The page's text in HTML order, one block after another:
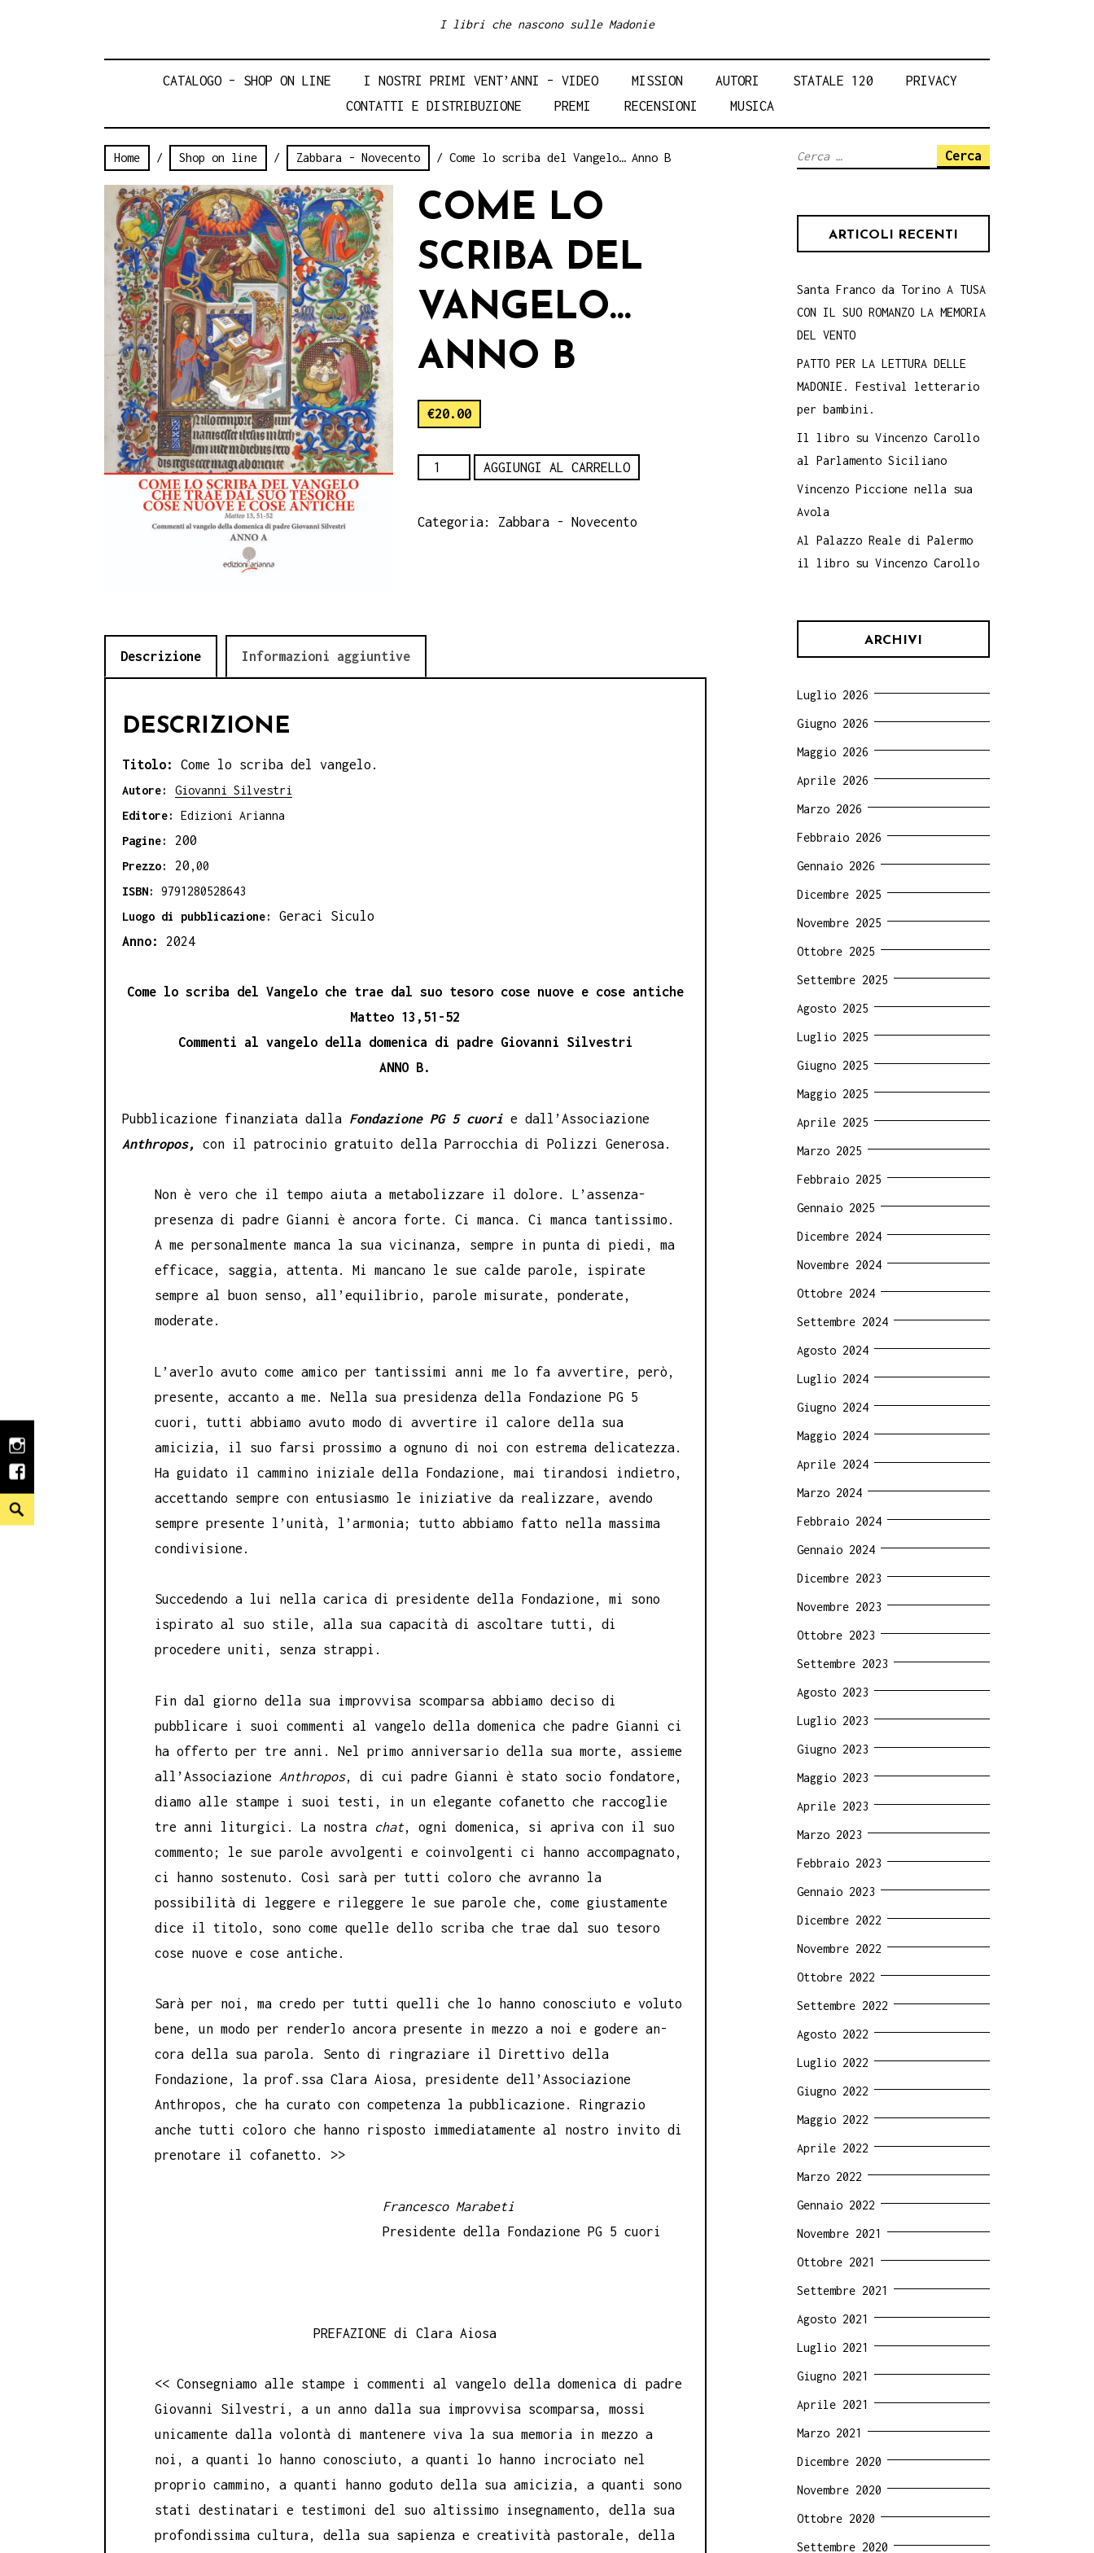
I libri che nascono sulle Madonie
CATALOGO – SHOP ON LINE I NOSTRI PRIMI VENT’ANNI – VIDEO MISSION AUTORI STATALE 120
PRIVACY
CONTATTI E DISTRIBUZIONE
PREMI RECENSIONI MUSICA
instagram
facebook
Search
Home / Shop on line / Zabbara - Novecento / Come lo scriba del Vangelo… Anno B
COME LO
SCRIBA DEL
VANGELO…
ANNO B
€20.00
Come
scriba
AGGIUNGI AL CARRELLO
Categoria: Zabbara - Novecento
Descrizione Informazioni aggiuntive
DESCRIZIONE
Titolo: Come lo scriba del vangelo.
Autore:
Giovanni Silvestri
Editore: Edizioni Arianna
Pagine:
200
Prezzo: 20 ,00
ISBN: 9791280528643
Luogo di pubblicazione:
Geraci Siculo
Anno: 2024
Come lo scriba del Vangelo che trae dal suo tesoro cose nuove e cose antiche
Matteo 13,51-52
Commenti al vangelo della domenica di padre Giovanni Silvestri
ANNO B.
Pubblicazione finanziata dalla Fondazione PG 5 cuori e dall’Associazione
Anthropos, con il patrocinio gratuito della Parrocchia di Polizzi Generosa.
Non è vero che il tempo aiuta a metabolizzare il dolore. L’assenza-
presenza di padre Gianni è ancora forte. Ci manca. Ci manca tantissimo.
A me personalmente manca la sua vicinanza, sempre in punta di piedi, ma
efficace, saggia, attenta. Mi mancano le sue calde parole, ispirate
sempre al buon senso, all’equilibrio, parole misurate, ponderate,
moderate.
L’averlo avuto come amico per tantissimi anni me lo fa avvertire, però,
presente, accanto a me. Nella sua presidenza della Fondazione PG 5
cuori, tutti abbiamo avuto modo di avvertire il calore della sua
amicizia, il suo farsi prossimo a ognuno di noi con estrema delicatezza.
Ha guidato il cammino iniziale della Fondazione, mai tirandosi indietro,
accettando sempre con entusiasmo le iniziative da realizzare, avendo
sempre presente l’unità, l’armonia; tutto abbiamo fatto nella massima
condivisione.
Succedendo a lui nella carica di presidente della Fondazione, mi sono
ispirato al suo stile, alla sua capacità di ascoltare tutti, di
procedere uniti, senza strappi.
Fin dal giorno della sua improvvisa scomparsa abbiamo deciso di
pubblicare i suoi commenti al vangelo della domenica che padre Gianni ci
ha offerto per tre anni. Nel primo anniversario della sua morte, assieme
all’Associazione Anthropos, di cui padre Gianni è stato socio fondatore,
diamo alle stampe i suoi testi, in un elegante cofanetto che raccoglie
tre anni liturgici. La nostra
chat, ogni domenica, si apriva con il suo
commento; le sue parole avvolgenti e coinvolgenti ci hanno accompagnato,
ci hanno sostenuto. Così sarà per tutti coloro che avranno la
possibilità di leggere e rileggere le sue parole che, come giustamente
dice il titolo, sono come quelle dello scriba che trae dal suo tesoro
cose nuove e cose antiche.
Sarà per noi, ma credo per tutti quelli che lo hanno conosciuto e voluto
bene, un modo per renderlo ancora presente in mezzo a noi e godere an-
cora della sua parola. Sento di ringraziare il Direttivo della
Fondazione, la prof.ssa Clara Aiosa, presidente dell’Associazione
Anthropos, che ha curato con competenza la pubblicazione. Ringrazio
anche tutti coloro che hanno risposto immediatamente al nostro invito di
prenotare il cofanetto. >>
Francesco Marabeti
Presidente della Fondazione PG 5 cuori
PREFAZIONE di Clara Aiosa
<< Consegniamo alle stampe i commenti al vangelo della domenica di padre
Giovanni Silvestri, a un anno dalla sua improvvisa scomparsa, mossi
unicamente dalla volontà di mantenere viva la sua memoria in mezzo a
noi, a quanti lo hanno conosciuto, a quanti lo hanno incrociato nel
proprio cammino, a quanti hanno goduto della sua amicizia, a quanti sono
stati destinatari e testimoni del suo altissimo insegnamento, della sua
profondissima cultura, della sua sapienza e creatività pastorale, della
Ricerca
ARTICOLI RECENTI
Santa Franco da Torino A TUSA
CON IL SUO ROMANZO LA MEMORIA
DEL VENTO
PATTO PER LA LETTURA DELLE
MADONIE. Festival letterario
per bambini.
Il libro su Vincenzo Carollo
al Parlamento Siciliano
Vincenzo Piccione nella sua
Avola
Al Palazzo Reale di Palermo
il libro su Vincenzo Carollo
ARCHIVI
Luglio 2026
Giugno 2026
Maggio 2026
Aprile 2026
Marzo 2026
Febbraio 2026
Gennaio 2026
Dicembre 2025
Novembre 2025
Ottobre 2025
Settembre 2025
Agosto 2025
Luglio 2025
Giugno 2025
Maggio 2025
Aprile 2025
Marzo 2025
Febbraio 2025
Gennaio 2025
Dicembre 2024
Novembre 2024
Ottobre 2024
Settembre 2024
Agosto 2024
Luglio 2024
Giugno 2024
Maggio 2024
Aprile 2024
Marzo 2024
Febbraio 2024
Gennaio 2024
Dicembre 2023
Novembre 2023
Ottobre 2023
Settembre 2023
Agosto 2023
Luglio 2023
Giugno 2023
Maggio 2023
Aprile 2023
Marzo 2023
Febbraio 2023
Gennaio 2023
Dicembre 2022
Novembre 2022
Ottobre 2022
Settembre 2022
Agosto 2022
Luglio 2022
Giugno 2022
Maggio 2022
Aprile 2022
Marzo 2022
Gennaio 2022
Novembre 2021
Ottobre 2021
Settembre 2021
Agosto 2021
Luglio 2021
Giugno 2021
Aprile 2021
Marzo 2021
Dicembre 2020
Novembre 2020
Ottobre 2020
Settembre 2020